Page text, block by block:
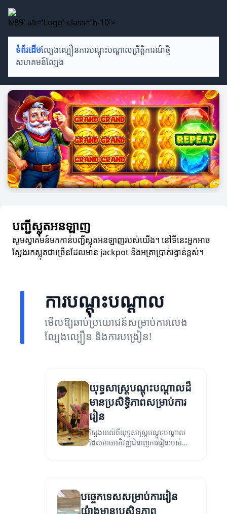
lv89' alt='Logo' class='h-10'>
ទំព័រដើមល្បែងល្បឿនការបណ្តុះបណ្តាលព្រឹត្តិការណ៍ថ្មី
សហគមន៍ល្បែង
បញ្ជីស្លុតអនឡាញ
សូមស្វាគមន៍មកកាន់បញ្ជីស្លុតអនឡាញរបស់យើង។ នៅទីនេះអ្នកអាច
ស្វែងរកស្លុតជាច្រើនដែលមាន jackpot និងអត្រាប្រាក់រង្វាន់ខ្ពស់។
ការបណ្តុះបណ្តាល
មើលឱ្យឆាប់ប្រយោជន៍សម្រាប់ការលេង
ល្បែងល្បឿន និងការបង្រៀន!
យុទ្ធសាស្ត្របណ្តុះបណ្តាលដ៏
មានប្រសិទ្ធិភាពសម្រាប់ការ
រៀន
ស្វែងយល់ពីយុទ្ធសាស្ត្របណ្តុះបណ្តាល
ដែលអាចអភិវឌ្ឍជំនាញការរៀនរបស់
បច្ចេកទេសសម្រាប់ការរៀន
យ៉ាងមានប្រសិទ្ធភាព